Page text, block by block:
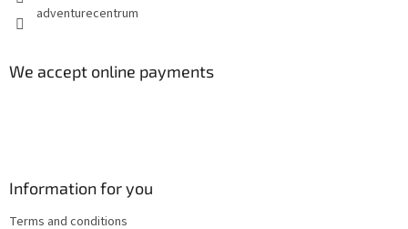
adventurecentrum
We accept online payments
Information for you
Terms and conditions